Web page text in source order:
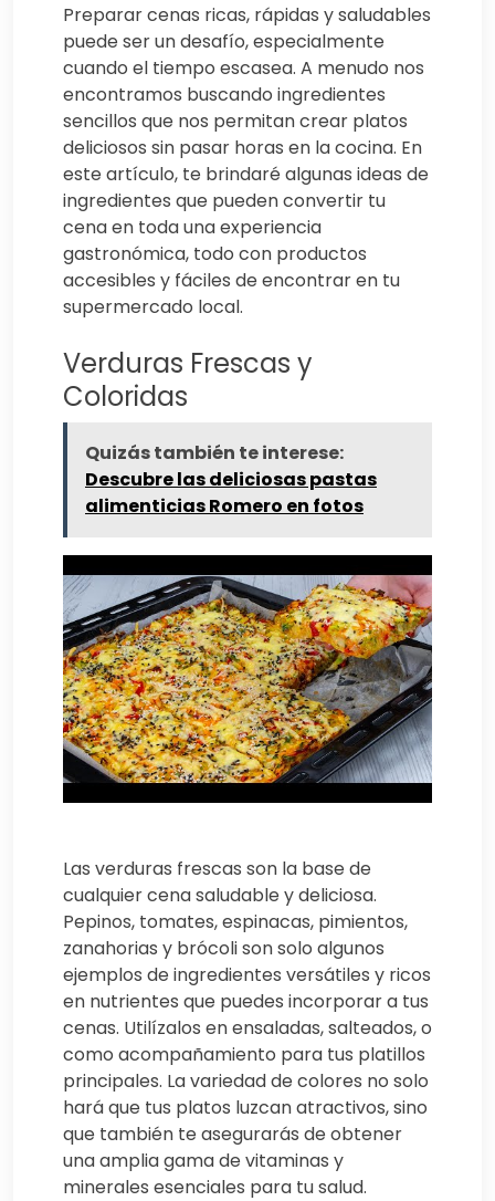
Preparar cenas ricas, rápidas y saludables
puede ser un desafío, especialmente
cuando el tiempo escasea. A menudo nos
encontramos buscando ingredientes
sencillos que nos permitan crear platos
deliciosos sin pasar horas en la cocina. En
este artículo, te brindaré algunas ideas de
ingredientes que pueden convertir tu
cena en toda una experiencia
gastronómica, todo con productos
accesibles y fáciles de encontrar en tu
supermercado local.
Verduras Frescas y
Coloridas
Quizás también te interese:
Descubre las deliciosas pastas
alimenticias Romero en fotos
Las verduras frescas son la base de
cualquier cena saludable y deliciosa.
Pepinos, tomates, espinacas, pimientos,
zanahorias y brócoli son solo algunos
ejemplos de ingredientes versátiles y ricos
en nutrientes que puedes incorporar a tus
cenas. Utilízalos en ensaladas, salteados, o
como acompañamiento para tus platillos
principales. La variedad de colores no solo
hará que tus platos luzcan atractivos, sino
que también te asegurarás de obtener
una amplia gama de vitaminas y
minerales esenciales para tu salud.